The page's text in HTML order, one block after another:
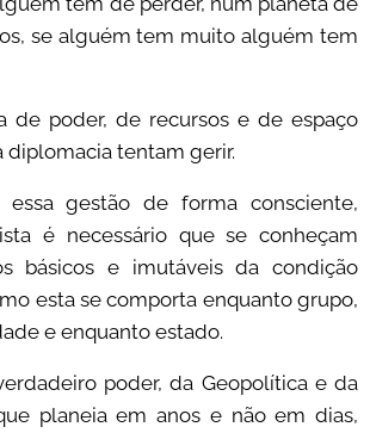
se alguém tem muito alguém tem
de poder, de recursos e de espaço
diplomacia tentam gerir.
essa gestão de forma consciente,
é necessário que se conheçam
básicos e imutáveis da condição
esta se comporta enquanto grupo,
e enquanto estado.
poder, da Geopolítica e da
planeia em anos e não em dias,